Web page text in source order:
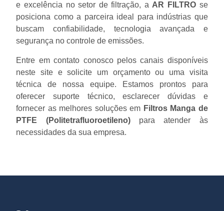
e excelência no setor de filtração, a AR FILTRO se
posiciona como a parceira ideal para indústrias que
buscam confiabilidade, tecnologia avançada e
segurança no controle de emissões.
Entre em contato conosco pelos canais disponíveis
neste site e solicite um orçamento ou uma visita
técnica de nossa equipe. Estamos prontos para
oferecer suporte técnico, esclarecer dúvidas e
fornecer as melhores soluções em Filtros Manga de
PTFE (Politetrafluoroetileno)para atender às
necessidades da sua empresa.